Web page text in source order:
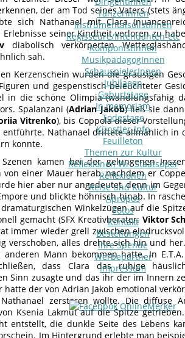
TänzerInnen
InstrumentalsolistInnen
Regisseure/Intendanten-etc
KomponistInnen
MusikpädagogInnen
SchauspielerInnen
Jubilaeen
Geburtstage
In memoriam
Todestage
Künstler-Info
Feuilleton
Themen zur Kultur
Reflexionen Wr. Staatsoper
Reflexionen
Reise und Kultur
Apropos
Fotos
Kontakt
Bestellungen
Ihre Spende
Werbepartner
Impressum
der am Tod seines Vaters (stets
sich Nathanael mit Clara
seiner Kindheit verloren zu
diabolisch verkörperten
sah.
Kerzenschein wurden die grausigen
und gespenstisch beleuchteter
in die schöne Olimpia (wandlungsfähig
Spalanzani (Adrian Jakob) ließ sie
Vitrenko), bis Coppola dieser
entführte. Nathanael driftete allmählich in
konnte.
kamen bei der gelungenen
einer Mauer herab, nachdem er
hier aber nur angedeutet, denn im
und blickte höhnisch hinab. In
Winkelzügen auf die
gemacht (SFX Kreativberater: Viktor
immer wieder grell zwischen
verschoben, alles drehte sich hin und
anderen Mann bekommen hatte. In
dass Clara das ruhige
Sinn zusagte und das ihr der im Innern
hatte der von Adrian Jakob emotional
zerstören wollte. Die diffuse
Ksenia Lakmut auf die Spitze
entstellt, die dunkle Seite des Lebens
Im Hintergrund erlebte man